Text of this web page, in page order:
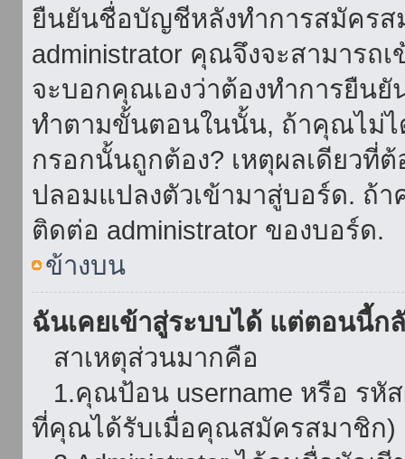
ยืนยันชื่อบัญชีหลังทำการสมัครส
administrator คุณจึงจะสามาร
จะบอกคุณเองว่าต้องทำการยืน
ทำตามขั้นตอนในนั้น, ถ้าคุณไม่
กรอกนั้นถูกต้อง? เหตุผลเดียวที่
ปลอมแปลงตัวเข้ามาสู่บอร์ด. ถ้
ติดต่อ administrator ของบอร์ด.
ข้างบน
ฉันเคยเข้าสู่ระบบได้ แต่ตอนนี้ก
สาเหตุส่วนมากคือ
1.คุณป้อน username หรือ รหั
ที่คุณได้รับเมื่อคุณสมัครสมาชิก)